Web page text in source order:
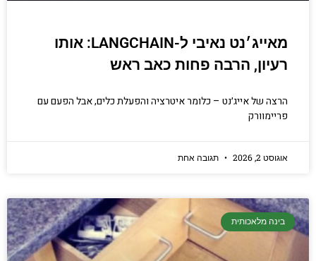
מאייג׳נט נאיבי ל-LANGCHAIN: אותו
רעיון, הרבה פחות כאב ראש
הרצה של אייג׳נט – כלומר איטרציה והפעלת כלים, אבל הפעם עם
פריימוורק
אוגוסט 2, 2026 תגובה אחת
בינה מלאכותית